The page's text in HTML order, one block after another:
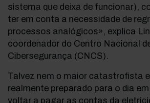
sistema que deixa de funcionar),
ter em conta a necessidade de
processos analógicos», explica
coordenador do Centro Nacional
Cibersegurança (CNCS).
Talvez nem o maior catastrofista
realmente preparado para o dia
voltar a pagar as contas da